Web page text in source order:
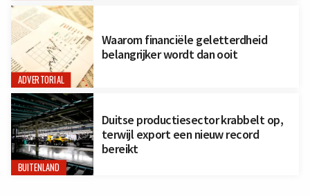
ADVERTORIAL
Waarom financiële geletterdheid
belangrijker wordt dan ooit
BUITENLAND
Duitse productiesector krabbelt op,
terwijl export een nieuw record
bereikt